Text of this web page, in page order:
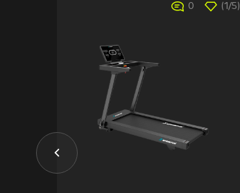
0 (1/5)